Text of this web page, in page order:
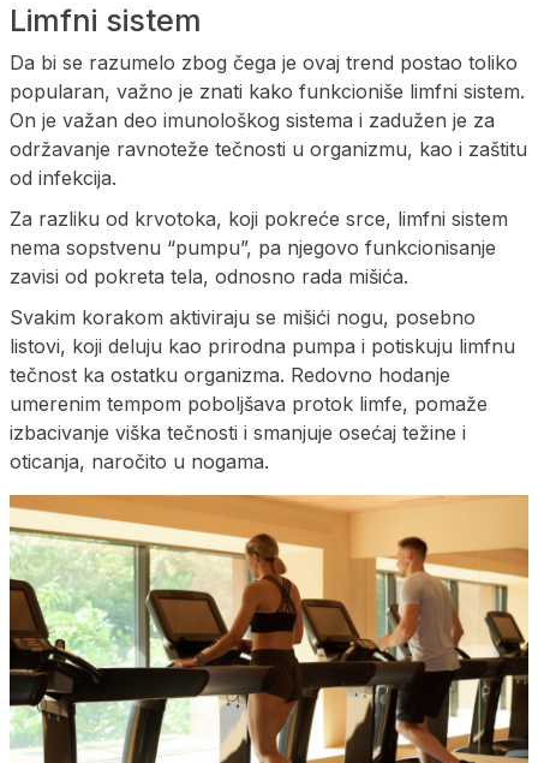
Limfni sistem
Da bi se razumelo zbog čega je ovaj trend postao toliko
popularan, važno je znati kako funkcioniše limfni sistem.
On je važan deo imunološkog sistema i zadužen je za
održavanje ravnoteže tečnosti u organizmu, kao i zaštitu
od infekcija.
Za razliku od krvotoka, koji pokreće srce, limfni sistem
nema sopstvenu “pumpu”, pa njegovo funkcionisanje
zavisi od pokreta tela, odnosno rada mišića.
Svakim korakom aktiviraju se mišići nogu, posebno
listovi, koji deluju kao prirodna pumpa i potiskuju limfnu
tečnost ka ostatku organizma. Redovno hodanje
umerenim tempom poboljšava protok limfe, pomaže
izbacivanje viška tečnosti i smanjuje osećaj težine i
oticanja, naročito u nogama.